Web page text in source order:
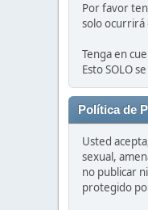
Por favor
solo ocurrirá
Tenga en
Esto SOLO
Política de
Usted
sexual,
no publicar
protegido